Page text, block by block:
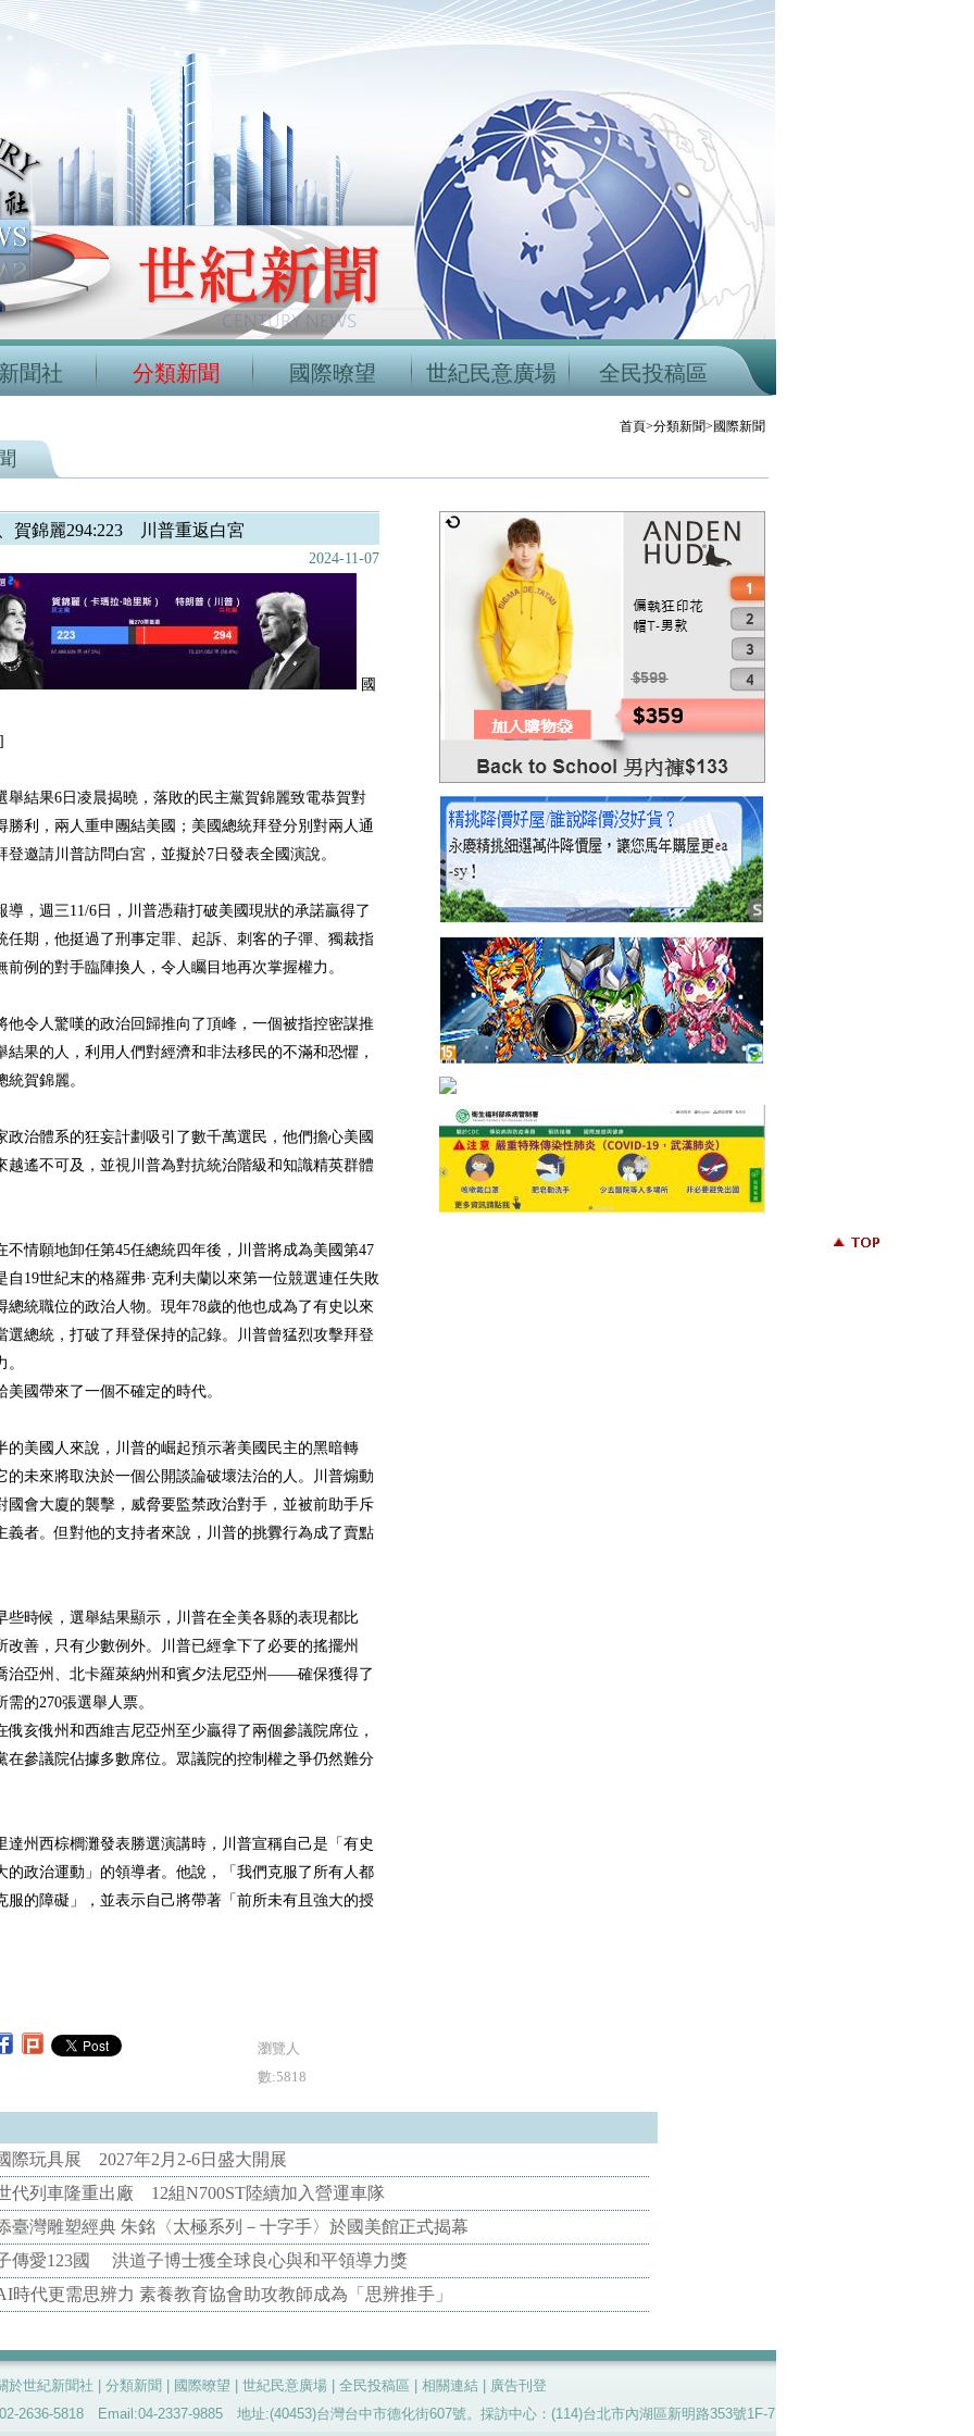
聞社 分類新聞 國際暸望 世紀民意廣場 全民投稿區
首頁>分類新聞>國際新聞
賀錦麗294:223 川普重返白宮
2024-11-07
國
舉結果6日凌晨揭曉，落敗的民主黨賀錦麗致電恭賀對
勝利，兩人重申團結美國；美國總統拜登分別對兩人通
登邀請川普訪問白宮，並擬於7日發表全國演說。
導，週三11/6日，川普憑藉打破美國現狀的承諾贏得了
任期，他挺過了刑事定罪、起訴、刺客的子彈、獨裁指
前例的對手臨陣換人，令人矚目地再次掌握權力。
他令人驚嘆的政治回歸推向了頂峰，一個被指控密謀推
結果的人，利用人們對經濟和非法移民的不滿和恐懼，
統賀錦麗。
政治體系的狂妄計劃吸引了數千萬選民，他們擔心美國
越遙不可及，並視川普為對抗統治階級和知識精英群體
不情願地卸任第45任總統四年後，川普將成為美國第47
自19世紀末的格羅弗·克利夫蘭以來第一位競選連任失敗
總統職位的政治人物。現年78歲的他也成為了有史以來
選總統，打破了拜登保持的記錄。川普曾猛烈攻擊拜登
美國帶來了一個不確定的時代。
的美國人來說，川普的崛起預示著美國民主的黑暗轉
的未來將取決於一個公開談論破壞法治的人。川普煽動
國會大廈的襲擊，威脅要監禁政治對手，並被前助手斥
義者。但對他的支持者來說，川普的挑釁行為成了賣點
些時候，選舉結果顯示，川普在全美各縣的表現都比
改善，只有少數例外。川普已經拿下了必要的搖擺州
亞州、北卡羅萊納州和賓夕法尼亞州——確保獲得了
需的270張選舉人票。
俄亥俄州和西維吉尼亞州至少贏得了兩個參議院席位，
在參議院佔據多數席位。眾議院的控制權之爭仍然難分
達州西棕櫚灘發表勝選演講時，川普宣稱自己是「有史
的政治運動」的領導者。他說，「我們克服了所有人都
服的障礙」，並表示自己將帶著「前所未有且強大的授
瀏覽人
數:5818
際玩具展 2027年2月2-6日盛大開展
代列車隆重出廠 12組N700ST陸續加入營運車隊
臺灣雕塑經典 朱銘〈太極系列－十字手〉於國美館正式揭幕
傳愛123國 洪道子博士獲全球良心與和平領導力獎
時代更需思辨力 素養教育協會助攻教師成為「思辨推手」
於世紀新聞社 分類新聞 國際暸望 世紀民意廣場 全民投稿區 相關連結
廣告刊登
2636-5818 Email:04-2337-9885 地址:(40453)台灣台中市德化街607號。採訪中心：(114)台北市內湖區新明路353號1F-7